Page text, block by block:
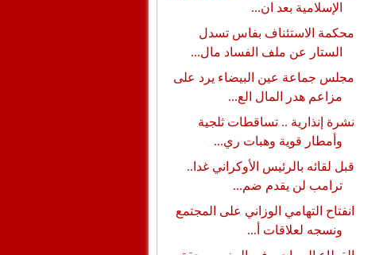
الإسلامية بعد ان...
محكمة الاستئناف بفاس تسدل
الستار عن ملف الفساد مال...
مجلس جماعة عين البيضاء يرد على
مزاعم هدر المال الع...
نشرة إنذارية .. تساقطات ثلجية
وأمطار قوية وهبات ري...
قبل لقائه بالرئيس الأوكراني غدا..
ترامب لن يقدم ضم...
انفتاح التهامي الوزاني على المجتمع
ونسجه لعلاقات أ...